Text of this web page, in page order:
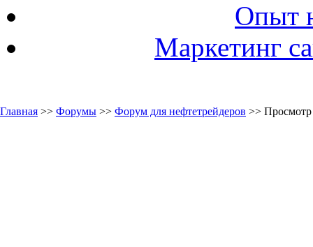
Опыт
Маркетинг
Главная >> Форумы >> Форум для нефтетрейдеров >>